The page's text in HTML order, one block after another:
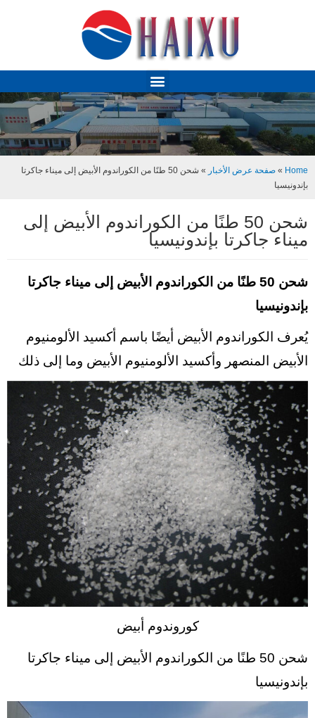
Home
» صفحة عرض الأخبار »
شحن 50 طنًا من الكوراندوم الأبيض إلى ميناء جاكرتا
بإندونيسيا
شحن 50 طنًا من الكوراندوم الأبيض إلى
ميناء جاكرتا بإندونيسيا
شحن 50 طنًا من الكوراندوم الأبيض إلى ميناء جاكرتا
بإندونيسيا
يُعرف الكوراندوم الأبيض أيضًا باسم أكسيد الألومنيوم
الأبيض المنصهر وأكسيد الألومنيوم الأبيض وما إلى ذلك
كوروندوم أبيض
شحن 50 طنًا من الكوراندوم الأبيض إلى ميناء جاكرتا
بإندونيسيا